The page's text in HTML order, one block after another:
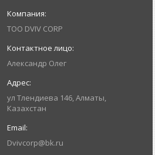
ТОО DVIV CORP
Александр Олег
ул Тлендиева 146, Алматы,
Казахстан
Dvivcorp@bk.ru